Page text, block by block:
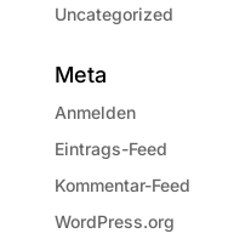
Uncategorized
Meta
Anmelden
Eintrags-Feed
Kommentar-Feed
WordPress.org